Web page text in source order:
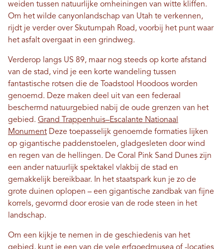
weiden tussen natuurlijke omheiningen van witte kliffen.
Om het wilde canyonlandschap van Utah te verkennen,
rijdt je verder over Skutumpah Road, voorbij het punt waar
het asfalt overgaat in een grindweg.
Verderop langs US 89, maar nog steeds op korte afstand
van de stad, vind je een korte wandeling tussen
fantastische rotsen die de Toadstool Hoodoos worden
genoemd. Deze maken deel uit van een federaal
beschermd natuurgebied nabij de oude grenzen van het
gebied. Grand Trappenhuis–Escalante Nationaal
Monument Deze toepasselijk genoemde formaties lijken
op gigantische paddenstoelen, gladgesleten door wind
en regen van de hellingen. De Coral Pink Sand Dunes zijn
een ander natuurlijk spektakel vlakbij de stad en
gemakkelijk bereikbaar. In het staatspark kun je zo de
grote duinen oplopen – een gigantische zandbak van fijne
korrels, gevormd door erosie van de rode steen in het
landschap.
Om een ​​kijkje te nemen in de geschiedenis van het